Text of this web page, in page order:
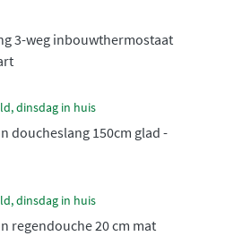
verschillende
handdouche in een
look, of kies voor een
comfort. Beide
met een doucheslang van
meerdere
3-weg inbouwthermostaat
dinsdag in huis
doucheslang 150cm glad -
dinsdag in huis
regendouche 20 cm mat